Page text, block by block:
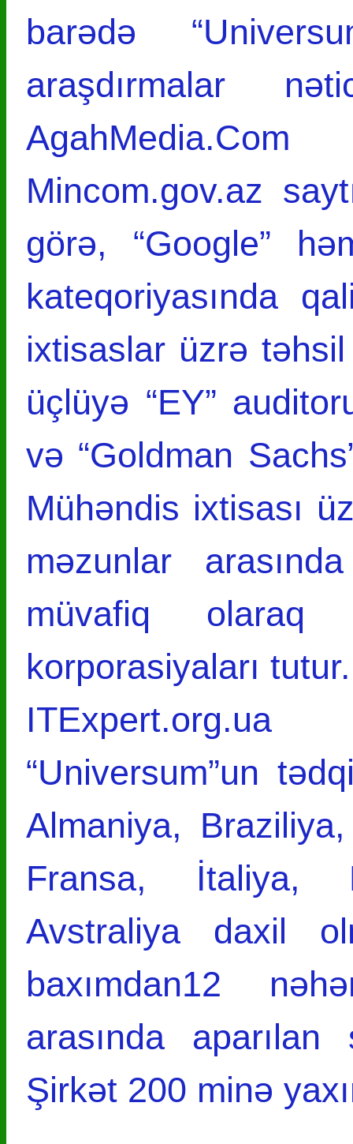
barədə
araşdırmalar
AgahMedia.Com
Mincom.gov.az
görə, “Google”
kateqoriyasında
ixtisaslar üzrə
üçlüyə “EY”
və “Goldman
Mühəndis ixtisası
məzunlar
müvafiq olaraq
korporasiyaları tutur.
“Universum”un
Almaniya,
Fransa, İtaliya,
Avstraliya daxil
baxımdan12
arasında
Şirkət 200 minə